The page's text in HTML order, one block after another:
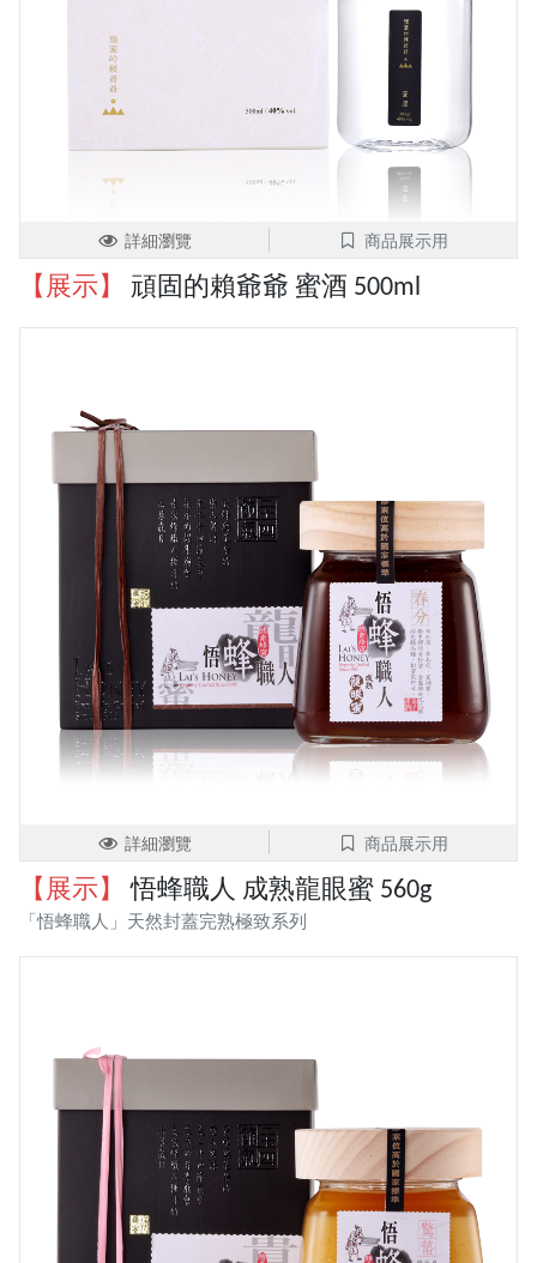
詳細瀏覽 商品展示用
【展示】 頑固的賴爺爺 蜜酒 500ml
詳細瀏覽 商品展示用
【展示】 悟蜂職人 成熟龍眼蜜 560g
「悟蜂職人」天然封蓋完熟極致系列